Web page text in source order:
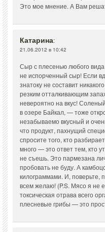
Это мое мнение. А Вам
Катарина:
21.06.2012 в 10:42
Сыр с плесенью любого
не испорченный сыр! Если
знатоку не составит
резким отталкивающим
невероятно на вкус!
в озере Байкал, — тоже
незабываемо вкусный и
что продукт, пахнущий
спросите того, кто
много — это ответ тем, кто
не съешь. Это пармезана
пробовать не буду. А
килограммами. И, поверьте,
всем желаю! (P.S. Мясо я
токсическая отрава всего
плесневые грибы — это